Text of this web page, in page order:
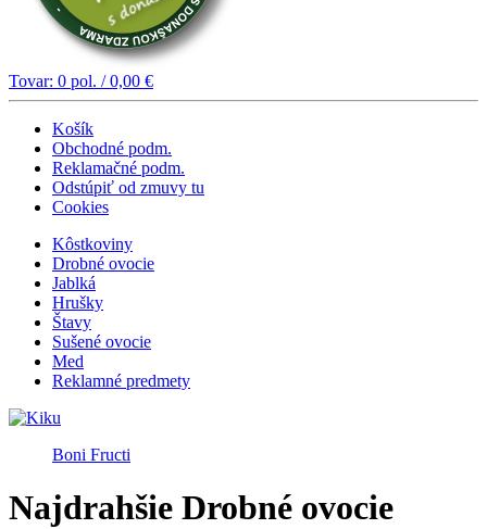
Tovar: 0 pol. /0,00 €
Košík
Obchodné podm.
Reklamačné podm.
Odstúpiť od zmuvy tu
Cookies
Kôstkoviny
Drobné ovocie
Jablká
Hrušky
Štavy
Sušené ovocie
Med
Reklamné predmety
Boni Fructi
Najdrahšie Drobné ovocie